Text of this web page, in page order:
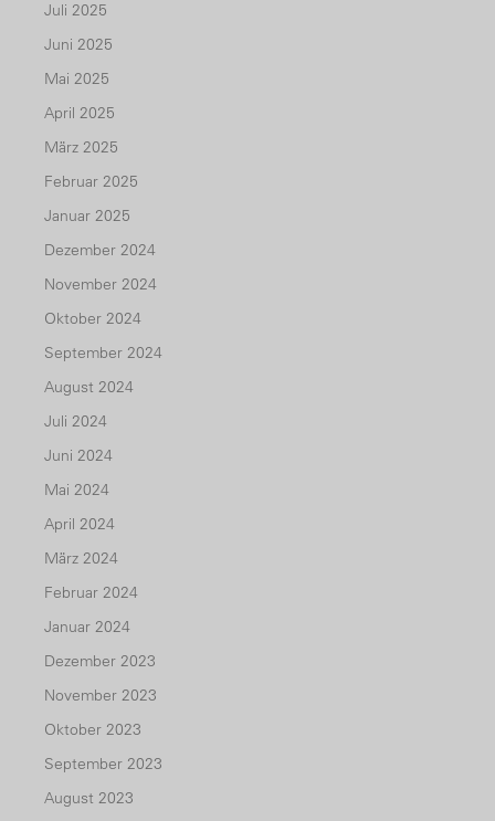
Juli 2025
Juni 2025
Mai 2025
April 2025
März 2025
Februar 2025
Januar 2025
Dezember 2024
November 2024
Oktober 2024
September 2024
August 2024
Juli 2024
Juni 2024
Mai 2024
April 2024
März 2024
Februar 2024
Januar 2024
Dezember 2023
November 2023
Oktober 2023
September 2023
August 2023